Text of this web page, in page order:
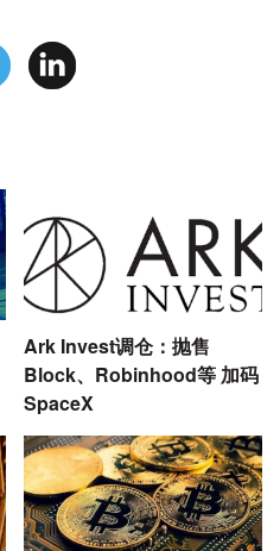
Ark Invest调仓：抛售
Block、Robinhood等 加码
SpaceX